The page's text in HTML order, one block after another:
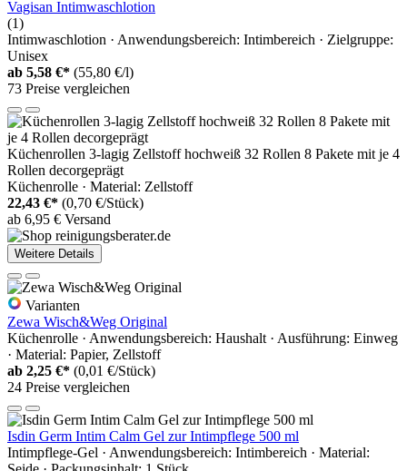
Vagisan Intimwaschlotion
(1)
Intimwaschlotion · Anwendungsbereich: Intimbereich · Zielgruppe:
Unisex
ab 5,58 €* (55,80 €/l)
73 Preise vergleichen
Küchenrollen 3-lagig Zellstoff hochweiß 32 Rollen 8 Pakete mit je 4
Rollen decorgeprägt
Küchenrolle · Material: Zellstoff
22,43 €* (0,70 €/Stück)
ab 6,95 € Versand
Weitere Details
Varianten
Zewa Wisch&Weg Original
Küchenrolle · Anwendungsbereich: Haushalt · Ausführung: Einweg
· Material: Papier, Zellstoff
ab 2,25 €* (0,01 €/Stück)
24 Preise vergleichen
Isdin Germ Intim Calm Gel zur Intimpflege 500 ml
Intimpflege-Gel · Anwendungsbereich: Intimbereich · Material: